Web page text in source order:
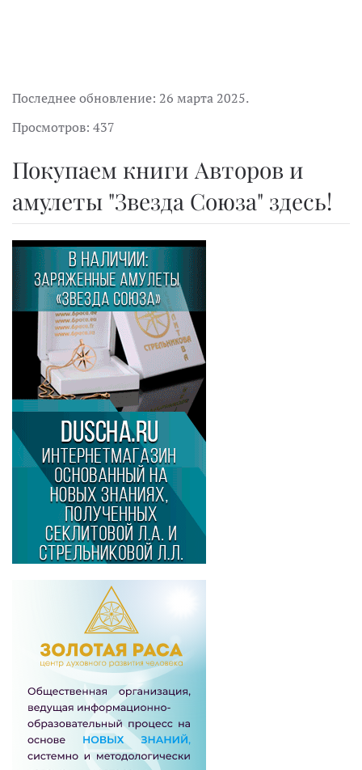
Последнее обновление: 26 марта 2025.
Просмотров: 437
Покупаем книги Авторов и
амулеты "Звезда Союза" здесь!